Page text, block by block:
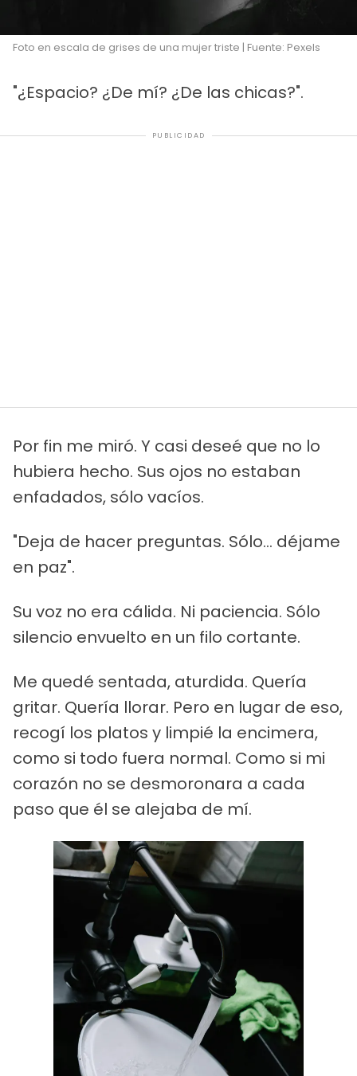
Foto en escala de grises de una mujer triste | Fuente: Pexels
"¿Espacio? ¿De mí? ¿De las chicas?".
PUBLICIDAD
Por fin me miró. Y casi deseé que no lo
hubiera hecho. Sus ojos no estaban
enfadados, sólo vacíos.
"Deja de hacer preguntas. Sólo... déjame
en paz".
Su voz no era cálida. Ni paciencia. Sólo
silencio envuelto en un filo cortante.
Me quedé sentada, aturdida. Quería
gritar. Quería llorar. Pero en lugar de eso,
recogí los platos y limpié la encimera,
como si todo fuera normal. Como si mi
corazón no se desmoronara a cada
paso que él se alejaba de mí.